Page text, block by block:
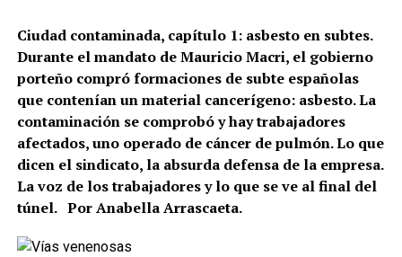
Ciudad contaminada, capítulo 1: asbesto en subtes.
Durante el mandato de Mauricio Macri, el gobierno
porteño compró formaciones de subte españolas
que contenían un material cancerígeno: asbesto. La
contaminación se comprobó y hay trabajadores
afectados, uno operado de cáncer de pulmón. Lo que
dicen el sindicato, la absurda defensa de la empresa.
La voz de los trabajadores y lo que se ve al final del
túnel. Por Anabella Arrascaeta.